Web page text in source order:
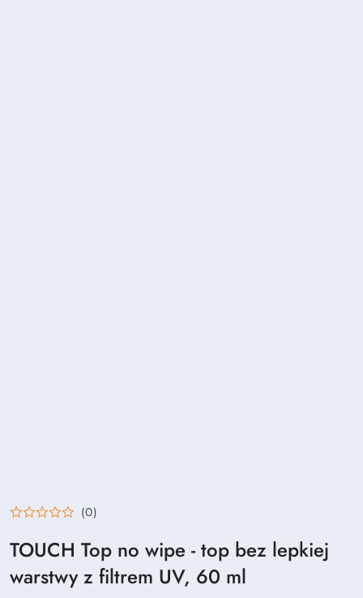
(0)
TOUCH Top no wipe - top bez lepkiej
warstwy z filtrem UV, 60 ml